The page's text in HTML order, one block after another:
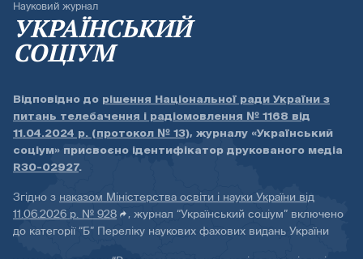
Науковий журнал
УКРАЇНСЬКИЙ
СОЦІУМ
Відповідно до рішення Національної ради України з
питань телебачення і радіомовлення № 1168 від
11.04.2024 р. (протокол № 13), журналу «Український
соціум» присвоєно ідентифікатор друкованого медіа
R30-02927.
Згідно з наказом Міністерства освіти і науки України від
11.06.2026 р. № 928
, журнал “Український соціум” включено
до категорії “Б” Переліку наукових фахових видань України